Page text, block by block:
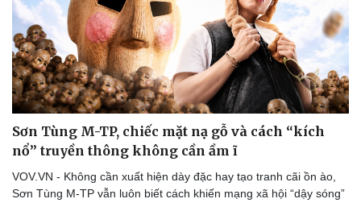
Sơn Tùng M-TP, chiếc mặt nạ gỗ và cách “kích
nổ” truyền thông không cần ầm ĩ
VOV.VN - Không cần xuất hiện dày đặc hay tạo tranh cãi ồn ào,
Sơn Tùng M-TP vẫn luôn biết cách khiến mạng xã hội “dậy sóng”